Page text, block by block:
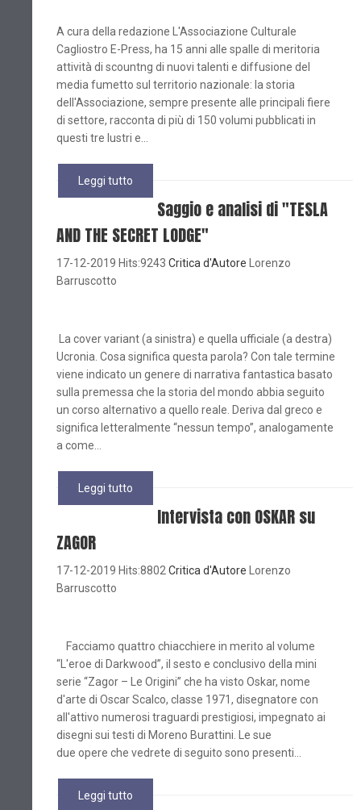
A cura della redazione L'Associazione Culturale
Cagliostro E-Press, ha 15 anni alle spalle di meritoria
attività di scountng di nuovi talenti e diffusione del
media fumetto sul territorio nazionale: la storia
dell'Associazione, sempre presente alle principali fiere
di settore, racconta di più di 150 volumi pubblicati in
questi tre lustri e...
Leggi tutto
Saggio e analisi di "TESLA
AND THE SECRET LODGE"
17-12-2019 Hits:9243 Critica d'Autore Lorenzo
Barruscotto
La cover variant (a sinistra) e quella ufficiale (a destra)
Ucronia. Cosa significa questa parola? Con tale termine
viene indicato un genere di narrativa fantastica basato
sulla premessa che la storia del mondo abbia seguito
un corso alternativo a quello reale. Deriva dal greco e
significa letteralmente “nessun tempo”, analogamente
a come...
Leggi tutto
Intervista con OSKAR su
ZAGOR
17-12-2019 Hits:8802 Critica d'Autore Lorenzo
Barruscotto
Facciamo quattro chiacchiere in merito al volume
“L'eroe di Darkwood”, il sesto e conclusivo della mini
serie “Zagor – Le Origini” che ha visto Oskar, nome
d'arte di Oscar Scalco, classe 1971, disegnatore con
all'attivo numerosi traguardi prestigiosi, impegnato ai
disegni sui testi di Moreno Burattini. Le sue
due opere che vedrete di seguito sono presenti...
Leggi tutto